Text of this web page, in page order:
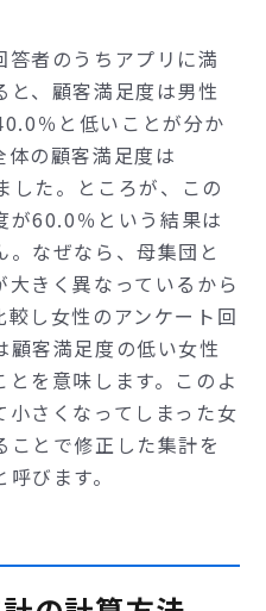
者のうちアプリに満
と、顧客満足度は男性
％と低いことが分か
体の顧客満足度は
した。ところが、この
が60.0％という結果は
なぜなら、母集団と
きく異なっているから
し女性のアンケート回
顧客満足度の低い女性
を意味します。このよ
小さくなってしまった女
とで修正した集計を
びます。